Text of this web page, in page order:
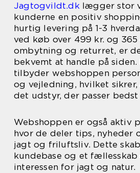
Jagtogvildt.dklægger stor
kunderne en positiv
hurtig levering på 1-3
ved køb over 499 kr. og
ombytning og returret, er
bekvemt at handle på
tilbyder webshoppen
og vejledning, hvilket
det udstyr, der passer
Webshoppen er også aktiv
hvor de deler tips, nyheder
jagt og friluftsliv. Dette
kundebase og et fællesskab
interessen for jagt og natur.